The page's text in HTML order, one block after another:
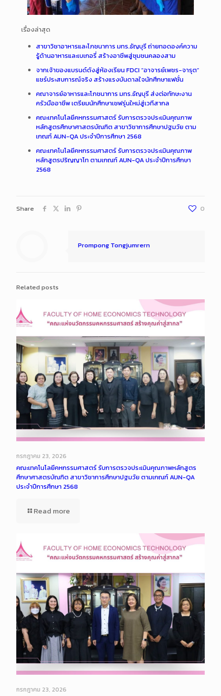
เรื่องล่าสุด
สาขาวิชาอาหารและโภชนาการ มทร.ธัญบุรี ถ่ายทอดองค์ความ
รู้ด้านอาหารและเบเกอรี่ สร้างอาชีพสู่ชุมชนคลองสาม
จากเจ้าของแบรนด์ดังสู่ห้องเรียน FDCI “อาจารย์เพชร-จารุต”
แชร์ประสบการณ์จริง สร้างแรงบันดาลใจนักศึกษาแฟชั่น
คณาจารย์อาหารและโภชนาการ มทร.ธัญบุรี ส่งต่อทักษะงาน
ครัวมืออาชีพ เตรียมนักศึกษาเชฟรุ่นใหม่สู่เวทีสากล
คณะเทคโนโลยีคหกรรมศาสตร์ รับการตรวจประเมินคุณภาพ
หลักสูตรศึกษาศาสตรบัณฑิต สาขาวิชาการศึกษาปฐมวัย ตาม
เกณฑ์ AUN-QA ประจำปีการศึกษา 2568
คณะเทคโนโลยีคหกรรมศาสตร์ รับการตรวจประเมินคุณภาพ
หลักสูตรปริญญาโท ตามเกณฑ์ AUN-QA ประจำปีการศึกษา
2568
Share 0
Prompong Tongjumrern
Related posts
กรกฎาคม 23, 2026
คณะเทคโนโลยีคหกรรมศาสตร์ รับการตรวจประเมินคุณภาพหลักสูตร
ศึกษาศาสตรบัณฑิต สาขาวิชาการศึกษาปฐมวัย ตามเกณฑ์ AUN-QA
ประจำปีการศึกษา 2568
Read more
กรกฎาคม 23, 2026